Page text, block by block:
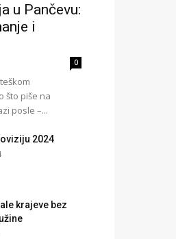
u Pančevu:
i
0
što piše na
posle –...
2024
krajeve bez